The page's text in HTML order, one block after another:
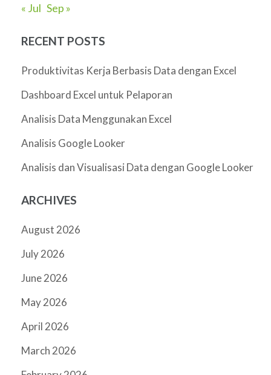
« Jul Sep »
RECENT POSTS
Produktivitas Kerja Berbasis Data dengan Excel
Dashboard Excel untuk Pelaporan
Analisis Data Menggunakan Excel
Analisis Google Looker
Analisis dan Visualisasi Data dengan Google Looker
ARCHIVES
August 2026
July 2026
June 2026
May 2026
April 2026
March 2026